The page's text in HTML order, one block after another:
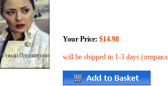
Your Price: $14.98
will be shipped in 1-3 days